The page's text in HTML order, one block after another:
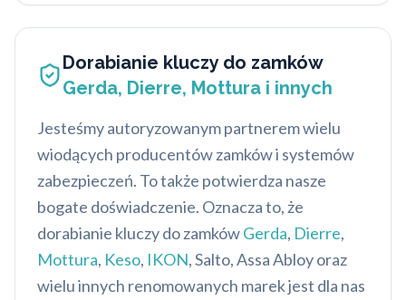
Dorabianie kluczy do zamków
Gerda, Dierre, Mottura i innych
Jesteśmy autoryzowanym partnerem wielu
wiodących producentów zamków i systemów
zabezpieczeń. To także potwierdza nasze
bogate doświadczenie. Oznacza to, że
dorabianie kluczy do zamkówGerda, Dierre,
Mottura, Keso, IKON, Salto, Assa Abloy oraz
wielu innych renomowanych marek jest dla nas